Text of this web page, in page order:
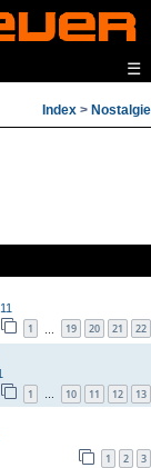
☰
Index > Nostalgie
1 19 20 21 22
1 … 10 11 12 13
1 2 3